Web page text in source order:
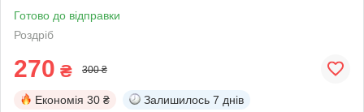
Готово до відправки
Роздріб
270 ₴ 300 ₴
Економія 30 ₴ Залишилось 7 днів